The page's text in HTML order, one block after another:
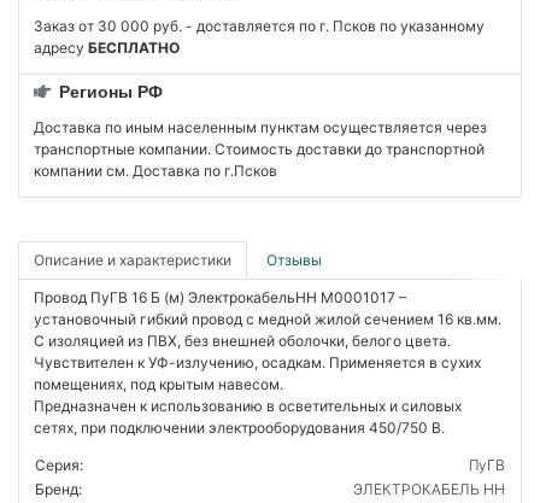
Заказ от 30 000 руб. - доставляется по г. Псков по указанному
адресу БЕСПЛАТНО
Регионы РФ
Доставка по иным населенным пунктам осуществляется через
транспортные компании. Стоимость доставки до транспортной
компании см. Доставка по г.Псков
Описание и характеристики Отзывы
Провод ПуГВ 16 Б (м) ЭлектрокабельНН M0001017 –
установочный гибкий провод с медной жилой сечением 16 кв.мм.
С изоляцией из ПВХ, без внешней оболочки, белого цвета.
Чувствителен к УФ-излучению, осадкам. Применяется в сухих
помещениях, под крытым навесом.
Предназначен к использованию в осветительных и силовых
сетях, при подключении электрооборудования 450/750 В.
Серия:
ПуГВ
Бренд:
ЭЛЕКТРОКАБЕЛЬ НН